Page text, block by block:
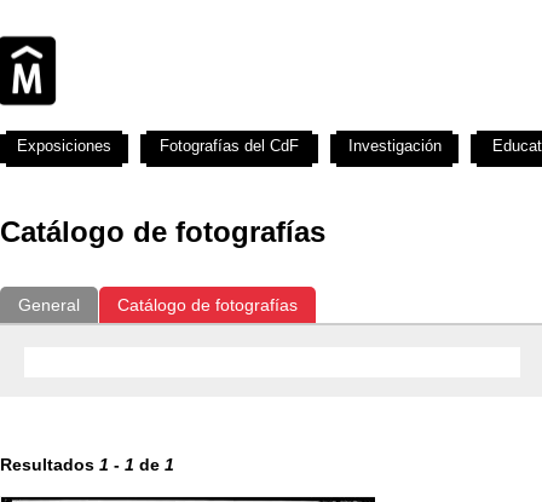
Catálogo de fotografías
General Catálogo de fotografías
Resultados 1 - 1 de 1
Exposiciones Fotografías del CdF Investigación